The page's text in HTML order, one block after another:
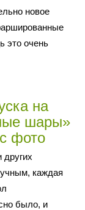
новое
это очень
на
шары»
фото
других
каждая
было, и